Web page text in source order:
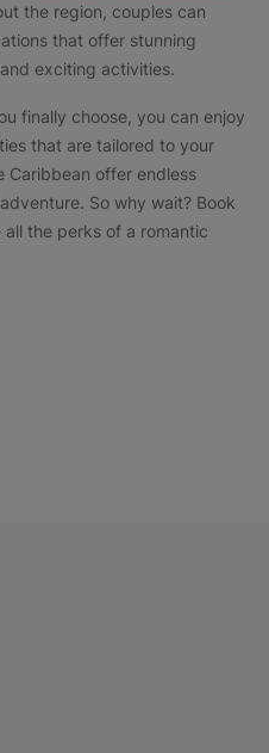
the region, couples can
that offer stunning
exciting activities.
finally choose, you can enjoy
that are tailored to your
Caribbean offer endless
So why wait? Book
the perks of a romantic